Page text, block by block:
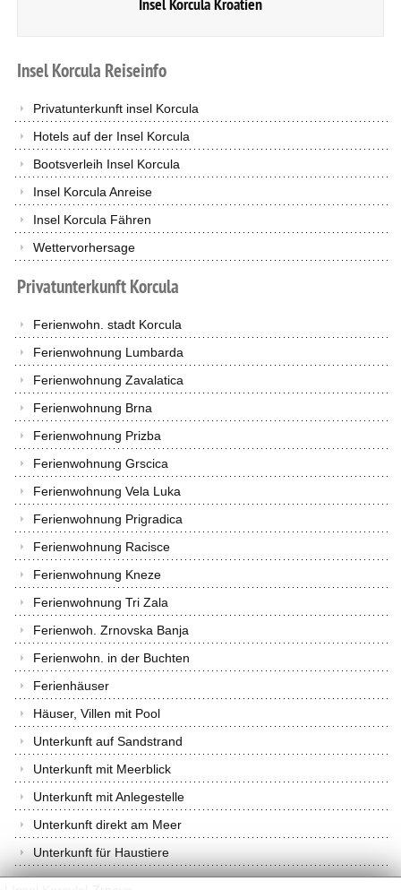
Insel Korcula Kroatien
InselKorcula Reiseinfo
Privatunterkunft insel Korcula
Hotels auf der Insel Korcula
Bootsverleih Insel Korcula
Insel Korcula Anreise
Insel Korcula Fähren
Wettervorhersage
PrivatunterkunftKorcula
Ferienwohn. stadt Korcula
Ferienwohnung Lumbarda
Ferienwohnung Zavalatica
Ferienwohnung Brna
Ferienwohnung Prizba
Ferienwohnung Grscica
Ferienwohnung Vela Luka
Ferienwohnung Prigradica
Ferienwohnung Racisce
Ferienwohnung Kneze
Ferienwohnung Tri Zala
Ferienwoh. Zrnovska Banja
Ferienwohn. in der Buchten
Ferienhäuser
Häuser, Villen mit Pool
Unterkunft auf Sandstrand
Unterkunft mit Meerblick
Unterkunft mit Anlegestelle
Unterkunft direkt am Meer
Unterkunft für Haustiere